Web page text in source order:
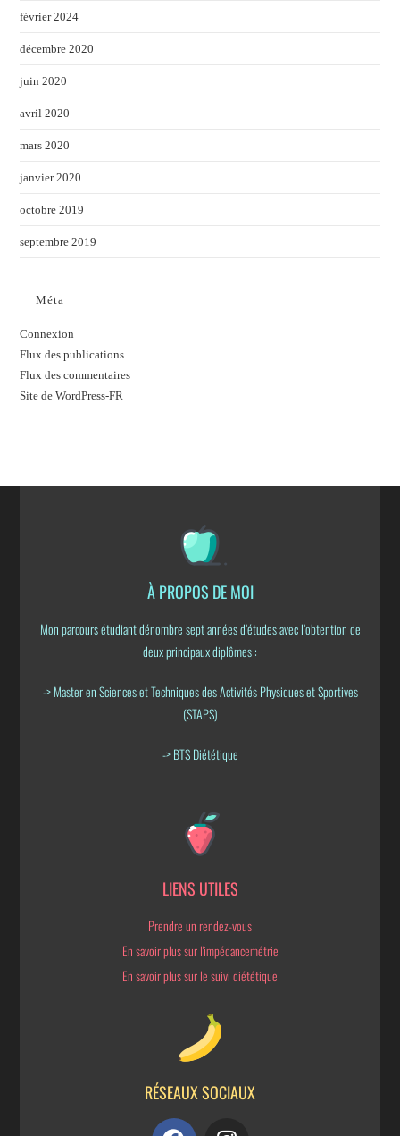
février 2024
décembre 2020
juin 2020
avril 2020
mars 2020
janvier 2020
octobre 2019
septembre 2019
Méta
Connexion
Flux des publications
Flux des commentaires
Site de WordPress-FR
À PROPOS DE MOI
Mon parcours étudiant dénombre sept années d’études avec l’obtention de
deux principaux diplômes :
-> Master en Sciences et Techniques des Activités Physiques et Sportives
(STAPS)
-> BTS Diététique
LIENS UTILES
Prendre un rendez-vous
En savoir plus sur l'impédancemétrie
En savoir plus sur le suivi diététique
RÉSEAUX SOCIAUX